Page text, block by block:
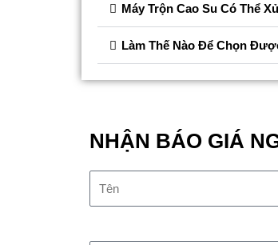
Máy Trộn Cao Su Có Thể
Làm Thế Nào Để Chọn
NHẬN BÁO GIÁ